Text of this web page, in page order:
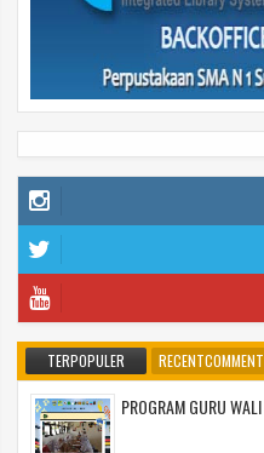
TERPOPULER RECENTCOMMENT
PROGRAM GURU WALI